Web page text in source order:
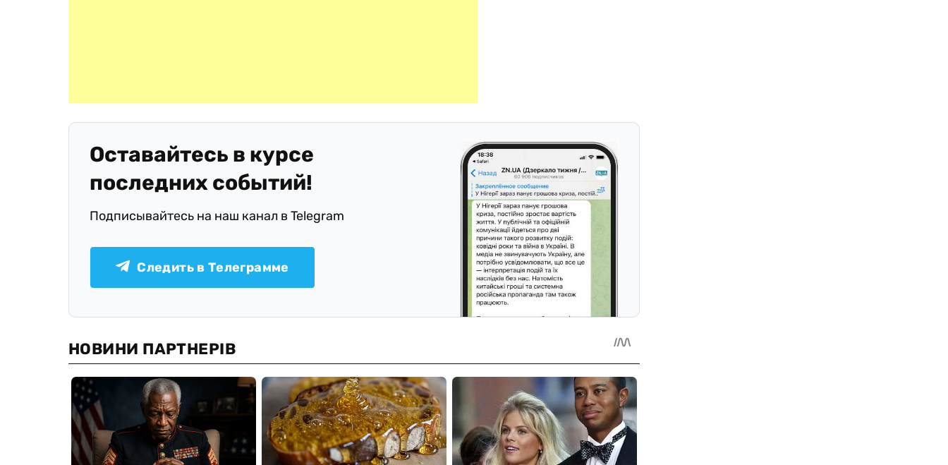
Оставайтесь в курсе
последних событий!
Подписывайтесь на наш канал в Telegram
Следить в Телеграмме